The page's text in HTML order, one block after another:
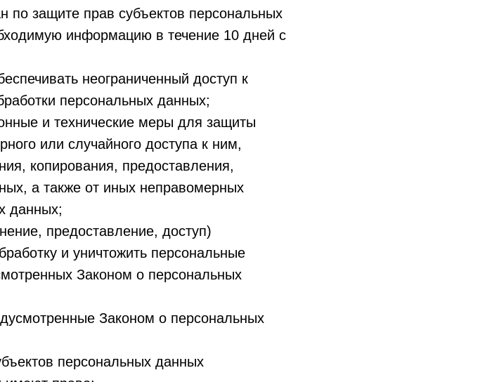
защите прав субъектов персональных
информацию в течение 10 дней с
неограниченный доступ к
персональных данных;
и технические меры для защиты
или случайного доступа к ним,
копирования, предоставления,
а также от иных неправомерных
данных;
предоставление, доступ)
и уничтожить персональные
Законом о персональных
Законом о персональных
персональных данных